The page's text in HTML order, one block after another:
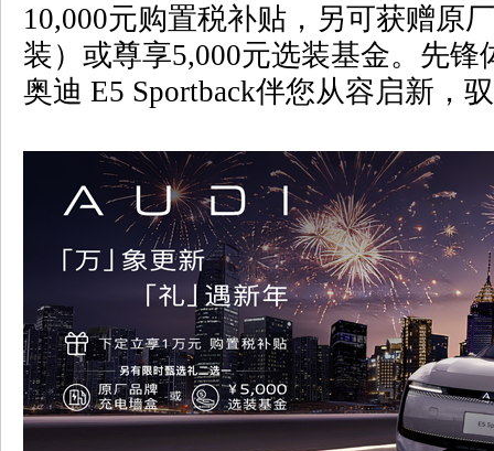
10,000元购置税补贴，另可获赠原
装）或尊享5,000元选装基金。先
奥迪 E5 Sportback伴您从容启新，